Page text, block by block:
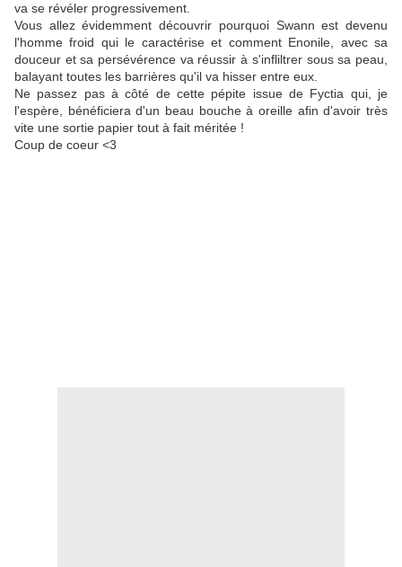
va se révéler progressivement.
Vous allez évidemment découvrir pourquoi Swann est devenu
l'homme froid qui le caractérise et comment Enonile, avec sa
douceur et sa persévérence va réussir à s'infliltrer sous sa peau,
balayant toutes les barrières qu'il va hisser entre eux.
Ne passez pas à côté de cette pépite issue de Fyctia qui, je
l'espère, bénéficiera d'un beau bouche à oreille afin d'avoir très
vite une sortie papier tout à fait méritée !
Coup de coeur <3